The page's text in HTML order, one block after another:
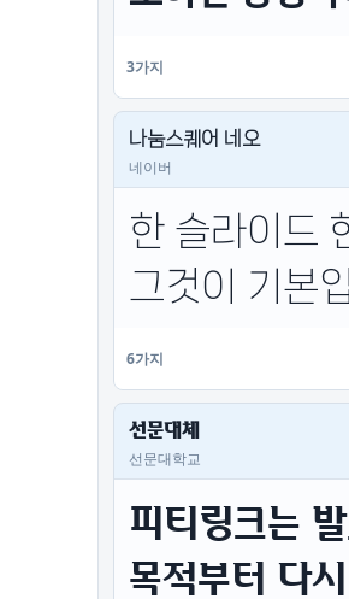
3가지
나눔스퀘어 네오
네이버
한 슬라이드
그것이 기본
6가지
선문대체
선문대학교
피티링크는 발
목적부터 다